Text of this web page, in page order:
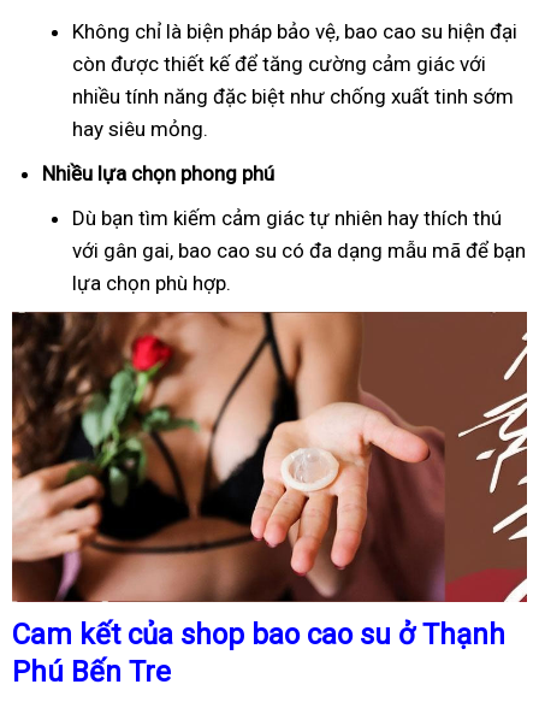
Không chỉ là biện pháp bảo vệ, bao cao su hiện đại
còn được thiết kế để tăng cường cảm giác với
nhiều tính năng đặc biệt như chống xuất tinh sớm
hay siêu mỏng.
Nhiều lựa chọn phong phú
Dù bạn tìm kiếm cảm giác tự nhiên hay thích thú
với gân gai, bao cao su có đa dạng mẫu mã để bạn
lựa chọn phù hợp.
Cam kết của shop bao cao su ở Thạnh
Phú Bến Tre